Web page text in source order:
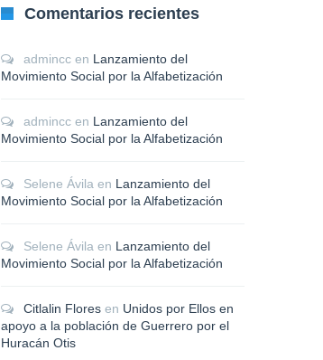
Comentarios recientes
admincc en Lanzamiento del
Movimiento Social por la Alfabetización
admincc en Lanzamiento del
Movimiento Social por la Alfabetización
Selene Ávila en Lanzamiento del
Movimiento Social por la Alfabetización
Selene Ávila en Lanzamiento del
Movimiento Social por la Alfabetización
Citlalin Flores en Unidos por Ellos en
apoyo a la población de Guerrero por el
Huracán Otis